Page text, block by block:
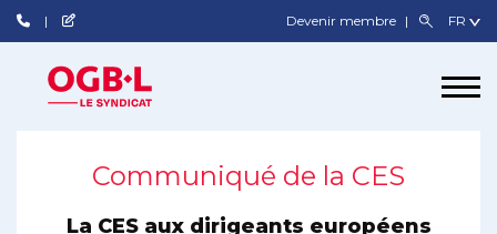
Devenir membre
Communiqué de la CES
La CES aux dirigeants européens